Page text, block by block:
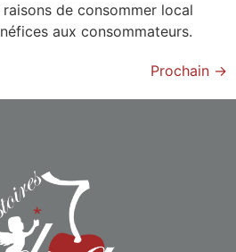
de consommer local
aux consommateurs.
Prochain →